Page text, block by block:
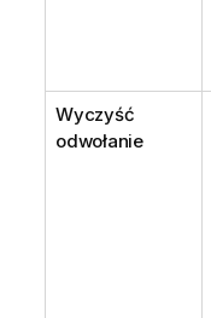
Wyczyść
odwołanie